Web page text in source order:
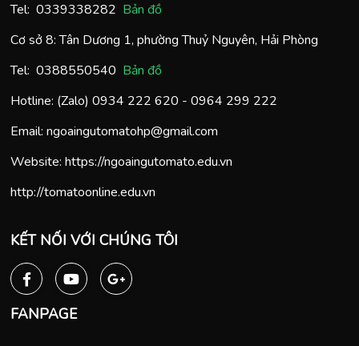
Tel: 0339338282 Bản đồ
Cơ sở 8: Tân Dương 1, phường Thuỷ Nguyên, Hải Phòng
Tel: 0388550540 Bản đồ
Hotline: (Zalo) 0934 222 620 - 0964 299 222
Email: ngoaingutomatohp@gmail.com
Website: https://ngoaingutomato.edu.vn
http://tomatoonline.edu.vn
KẾT NỐI VỚI CHÚNG TÔI
FANPAGE